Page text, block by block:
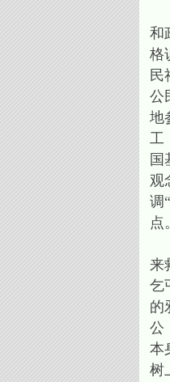
和
格
民
公
地
工
国
观
调
点。
来
乞
的
公
本
树